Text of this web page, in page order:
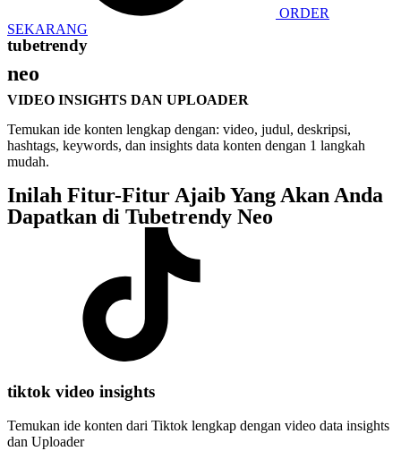
ORDER
SEKARANG
tubetrendy
neo
VIDEO INSIGHTS DAN UPLOADER
Temukan ide konten lengkap dengan: video, judul, deskripsi,
hashtags, keywords, dan insights data konten dengan 1 langkah
mudah.
Inilah Fitur-Fitur Ajaib Yang Akan Anda
Dapatkan di Tubetrendy Neo
tiktok video insights
Temukan ide konten dari Tiktok lengkap dengan video data insights
dan Uploader